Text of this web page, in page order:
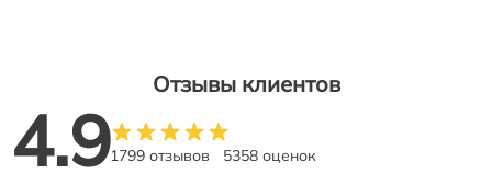
Отзывы клиентов
4.91799 отзывов 5358 оценок